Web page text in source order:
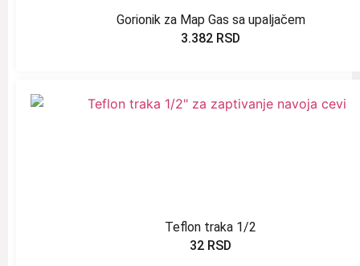
Gorionik za Map Gas sa upaljačem
3.382 RSD
Teflon traka 1/2
32 RSD